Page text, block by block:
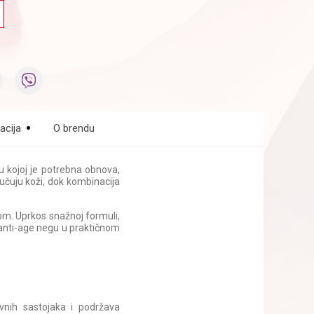
O brendu
kojoj je potrebna obnova,
koži, dok kombinacija
Uprkos snažnoj formuli,
age negu u praktičnom
sastojaka i podržava